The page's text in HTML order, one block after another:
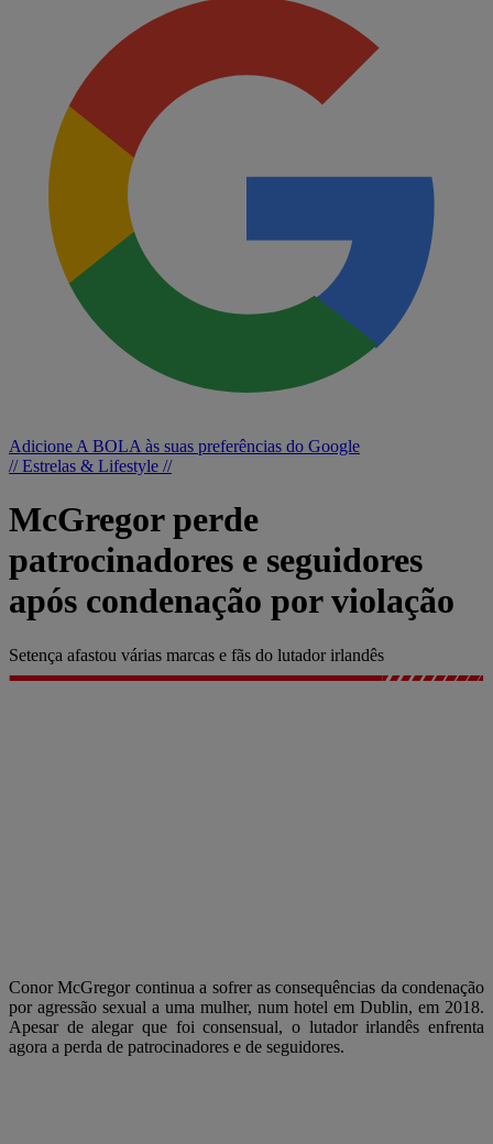
Adicione A BOLA às suas preferências do Google
// Estrelas & Lifestyle //
McGregor perde
patrocinadores e seguidores
após condenação por violação
Setença afastou várias marcas e fãs do lutador irlandês
Conor McGregor continua a sofrer as consequências da condenação
por agressão sexual a uma mulher, num hotel em Dublin, em 2018.
Apesar de alegar que foi consensual, o lutador irlandês enfrenta
agora a perda de patrocinadores e de seguidores.